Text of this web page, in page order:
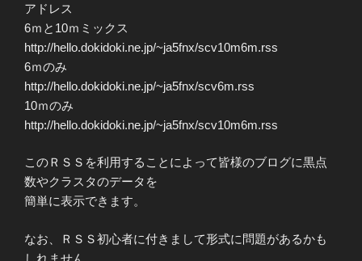
アドレス
6ｍと10ｍミックス
http://hello.dokidoki.ne.jp/~ja5fnx/scv10m6m.rss
6ｍのみ
http://hello.dokidoki.ne.jp/~ja5fnx/scv6m.rss
10ｍのみ
http://hello.dokidoki.ne.jp/~ja5fnx/scv10m6m.rss
このＲＳＳを利用することによって皆様のブログに黒点
数やクラスタのデータを
簡単に表示できます。
なお、ＲＳＳ初心者に付きまして形式に問題があるかも
しれません。